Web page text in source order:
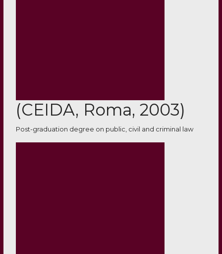
(CEIDA, Roma, 2003)
Post-graduation degree on public, civil and criminal law